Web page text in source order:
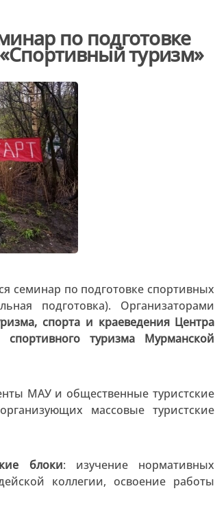
по подготовке
туризм»
семинар по подготовке спортивных
подготовка). Организаторами
спорта и краеведения Центра
туризма Мурманской
МАУ и общественные туристские
массовые туристские
блоки: изучение нормативных
коллегии, освоение работы